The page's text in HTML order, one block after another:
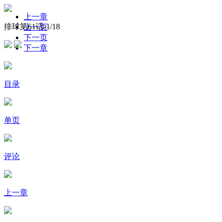
排球第61话-1/18
上一章
上一页
下一页
下一章
目录
单页
评论
上一章